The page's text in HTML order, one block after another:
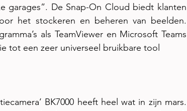
garages”. De Snap-On Cloud biedt klanten
het stockeren en beheren van beelden.
als TeamViewer en Microsoft Teams
tot een zeer universeel bruikbare tool
BK7000 heeft heel wat in zijn mars.